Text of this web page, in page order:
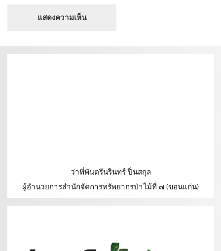
ว่าที่พันตรีนรินทร์ ปิ่นสกุล
ผู้อำนวยการสำนักจัดการทรัพยากรป่าไม้ที่ ๗ (ขอนแก่น)